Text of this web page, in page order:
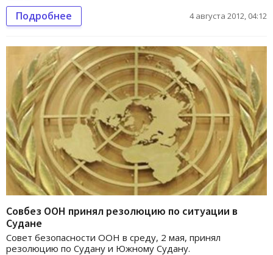
Подробнее 4 августа 2012, 04:12
Совбез ООН принял резолюцию по ситуации в
Судане
Совет безопасности ООН в среду, 2 мая, принял
резолюцию по Судану и Южному Судану.